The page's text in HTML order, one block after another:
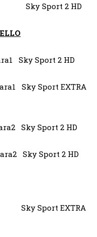
Sport 2 HD
Sky Sport 2 HD
Sky Sport EXTRA
Sky Sport 2 HD
Sky Sport 2 HD
Sport EXTRA